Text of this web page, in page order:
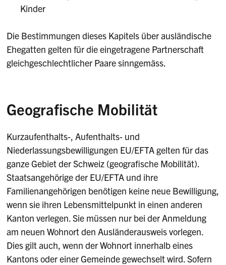
Kinder
Die Bestimmungen dieses Kapitels über ausländische
Ehegatten gelten für die eingetragene Partnerschaft
gleichgeschlechtlicher Paare sinngemäss.
Geografische Mobilität
Kurzaufenthalts-, Aufenthalts- und
Niederlassungsbewilligungen EU/EFTA gelten für das
ganze Gebiet der Schweiz (geografische Mobilität).
Staatsangehörige der EU/EFTA und ihre
Familienangehörigen benötigen keine neue Bewilligung,
wenn sie ihren Lebensmittelpunkt in einen anderen
Kanton verlegen. Sie müssen nur bei der Anmeldung
am neuen Wohnort den Ausländerausweis vorlegen.
Dies gilt auch, wenn der Wohnort innerhalb eines
Kantons oder einer Gemeinde gewechselt wird. Sofern